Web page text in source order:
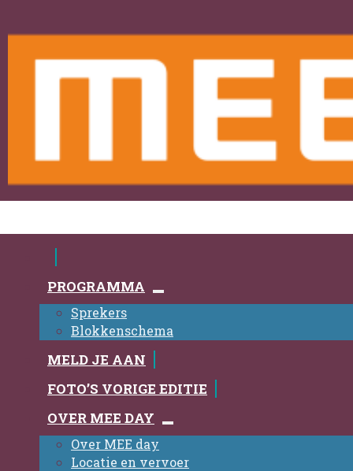
PROGRAMMA
Sprekers
Blokkenschema
MELD JE AAN
FOTO’S VORIGE EDITIE
OVER MEE DAY
Over MEE day
Locatie en vervoer